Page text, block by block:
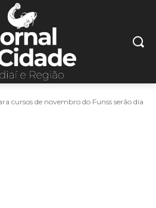
cursos de novembro do Funss serão dia